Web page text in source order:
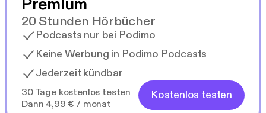
Premium
20 Stunden Hörbücher
Podcasts nur bei Podimo
Keine Werbung in Podimo Podcasts
Jederzeit kündbar
30 Tage kostenlos testen
Dann 4,99 € / monat
Kostenlos testen